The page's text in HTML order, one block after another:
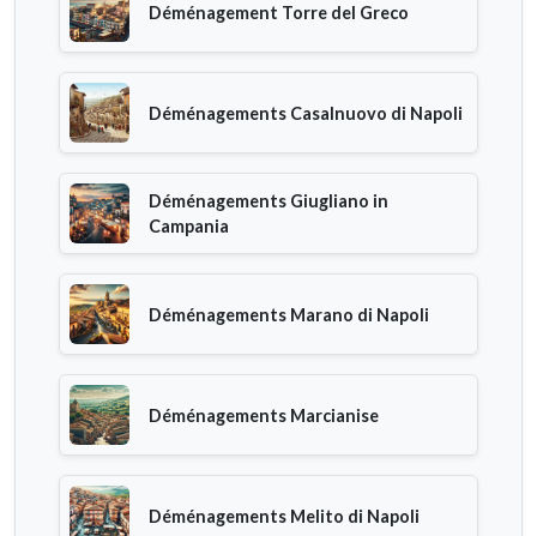
Déménagement Torre del Greco
Déménagements Casalnuovo di Napoli
Déménagements Giugliano in
Campania
Déménagements Marano di Napoli
Déménagements Marcianise
Déménagements Melito di Napoli